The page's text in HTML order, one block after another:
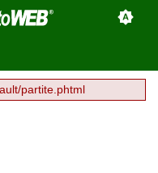
partite.phtml